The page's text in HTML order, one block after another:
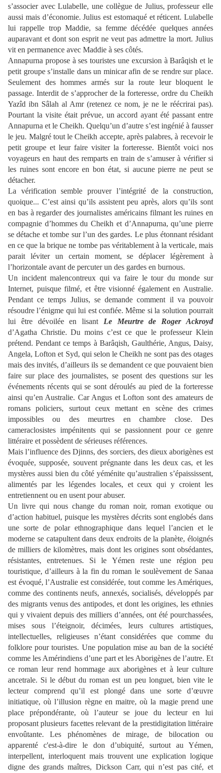
s’associer avec Lulabelle, une collègue de Julius, professeur elle
aussi mais d’économie. Julius est estomaqué et réticent. Lulabelle
lui rappelle trop Maddie, sa femme décédée quelques années
auparavant et dont son esprit ne veut pas admettre la mort. Julius
vit en permanence avec Maddie à ses côtés.
Annapurna propose à ses touristes une excursion à Barâqish et le
petit groupe s’installe dans un minicar afin de se rendre sur place.
Seulement des hommes armés sur la route leur bloquent le
passage. Interdit de s’approcher de la forteresse, ordre du Cheikh
Yazîd ibn Sâlah al Amr (retenez ce nom, je ne le réécrirai pas).
Pourtant la visite était prévue, un accord ayant été passant entre
Annapurna et le Cheikh. Quelqu’un d’autre s’est ingénié à fausser
le jeu. Malgré tout le Cheikh accepte, après palabres, à recevoir le
petit groupe et leur faire visiter la forteresse. Bientôt voici nos
voyageurs en haut des remparts en train de s’amuser à vérifier si
les ruines sont encore en bon état, si aucune pierre ne peut se
détacher.
La vérification semble prouver l’intégrité de la construction,
quoique... C’est ainsi qu’ils assistent peu après, alors qu’ils sont
en bas à regarder des journalistes américains filmant les ruines en
compagnie d’hommes du Cheikh et d’Annapurna, qu’une pierre
se détache et tombe sur l’un des gardes. Le plus étonnant résidant
en ce que la brique ne tombe pas véritablement à la verticale, mais
parait léviter un certain moment, se déplacer légèrement à
l’horizontale avant de percuter un des gardes en burnous.
Un incident malencontreux qui va faire le tour du monde sur
Internet, puisque filmé, et être visionné également en Australie.
Pendant ce temps Julius, se demande comment il va pouvoir
résoudre l’énigme qui lui est confiée. Même si la solution pourrait
lui être dévoilée en lisant Le Meurtre de Roger Ackroyd
d’Agatha Christie. Du moins c’est ce que le professeur Klein
prétend. Pendant ce temps à Barâqish, Gaulthérie, Angus, Daisy,
Angela, Lofton et Syd, qui selon le Cheikh ne sont pas des otages
mais des invités, d’ailleurs ils se demandent ce que pouvaient bien
faire sur place des journalistes, se posent des questions sur les
événements récents qui se sont déroulés au pied de la forteresse
ainsi qu’en Australie. Car Angus et Lofton sont des amateurs de
romans policiers, surtout ceux mettant en scène des crimes
impossibles ou des meurtres en chambre close. Des
cameraclosistes impénitents qui se passionnent pour ce genre
littéraire et possèdent de sérieuses références.
Mais l’influence des Djinns, des sorciers, des dieux aborigènes est
évoquée, supposée, souvent prégnante dans les deux cas, et les
mystères aussi bien du côté yéménite qu’australien s’épaississent,
alimentés par les légendes locales, et ceux qui y croient les
entretiennent ou en usent pour abuser.
Un livre qui nous change du roman noir, roman exotique ou
d’action habituel, puisque les mystères décrits sont englobés dans
une sorte de polar ethnographique dans lequel l’ancien et le
moderne se catapultent dans deux endroits de la planète, éloignés
de milliers de kilomètres, mais dont les origines sont obsédantes,
résistantes, entretenues. Si le Yémen reste une région peu
touristique, d’ailleurs à la fin du roman le soulèvement de Sanaa
est évoqué, l’Australie est considérée, tout comme les Amériques,
comme des continents neufs, annexés, socialisés, développés par
des migrants venus des antipodes, et dont les origines, les ethnies
qui y vivaient depuis des milliers d’années, ont été pourchassées,
mises sous l’éteignoir, décimées, leurs cultures artistiques,
intellectuelles, religieuses n’étant considérées que comme du
folklore pour touristes. Une population mise au ban de la société
comme les Amérindiens d’une part et les Aborigènes de l’autre. Et
ce roman leur rend hommage aux aborigènes et à leur culture
ancetrale. Si le début du roman est un peu longuet, bien vite le
lecteur comprend qu’il est plongé dans une sorte d’œuvre
initiatique, où l’illusion règne en maitre, où la magie prend une
place prépondérante, où l’auteur se joue du lecteur en lui
proposant plusieurs facettes relevant de la prestidigitation littéraire
envoûtante. Les phénomènes de mirage, de bilocation ou
apparenté c'est-à-dire le don d’ubiquité, surtout au Yémen,
interpellent, interloquent mais trouvent une explication logique
digne des grands maîtres, Dickson Carr, qui n’est pas cité, et